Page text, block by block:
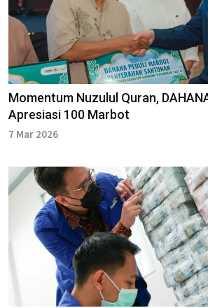
Momentum Nuzulul Quran,
Apresiasi 100 Marbot
7 Mar 2026